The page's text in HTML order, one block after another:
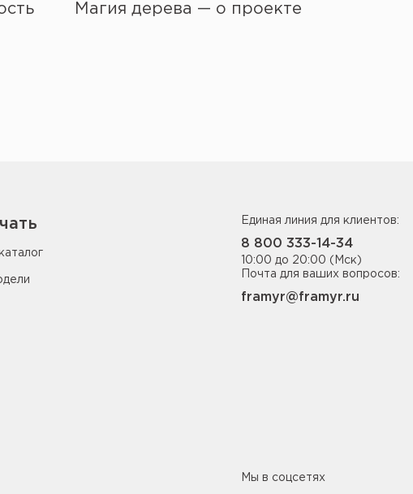
Магия дерева — о проекте
Единая линия для клиентов:
8 800 333-14-34
10:00 до 20:00 (Мск)
Почта для ваших вопросов:
framyr@framyr.ru
Мы в соцсетях